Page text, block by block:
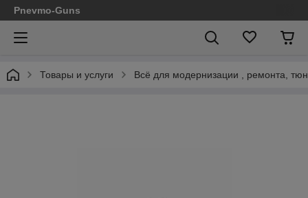
Pnevmo-Guns
Товары и услуги Всё для модернизации , ремонта,